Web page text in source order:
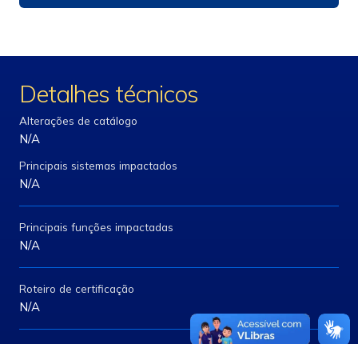
Detalhes técnicos
Alterações de catálogo
N/A
Principais sistemas impactados
N/A
Principais funções impactadas
N/A
Roteiro de certificação
N/A